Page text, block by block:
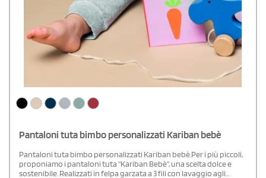
Pantaloni tuta bimbo personalizzati Kariban bebè
Pantaloni tuta bimbo personalizzati Kariban bebè.Per i più piccoli,
proponiamo i pantaloni tuta "Kariban Bebè", una scelta dolce e
sostenibile. Realizzati in felpa garzata a 3 fili con lavaggio agli